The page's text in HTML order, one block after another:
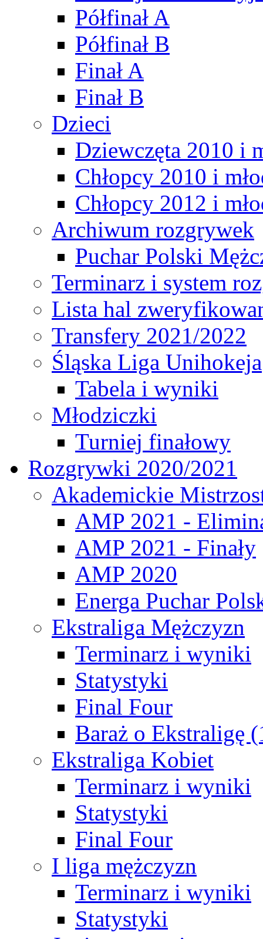
Półfinał A
Półfinał B
Finał A
Finał B
Dzieci
Dziewczęta 2010 i
Chłopcy 2010 i
Chłopcy 2012 i
Archiwum rozgrywek
Puchar Polski
Terminarz i system
Lista hal
Transfery 2021/2022
Śląska Liga Unihokeja
Tabela i wyniki
Młodziczki
Turniej finałowy
Rozgrywki 2020/2021
Akademickie
AMP 2021 -
AMP 2021 - Finały
AMP 2020
Energa Puchar
Ekstraliga Mężczyzn
Terminarz i wyniki
Statystyki
Final Four
Baraż o Ekstraligę
Ekstraliga Kobiet
Terminarz i wyniki
Statystyki
Final Four
I liga mężczyzn
Terminarz i wyniki
Statystyki